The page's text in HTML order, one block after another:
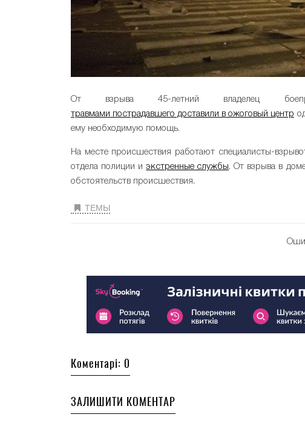
От взрыва 45-летний владелец
травмами пострадавшего доставили в ожоговый центр
ему необходимую помощь.
На месте происшествия работают специалисты-
отдела полиции иэкстренные службы. От взрыва в
обстоятельств происшествия.
ТЕМЫ
Коментарі: 0
ЗАЛИШИТИ КОМЕНТАР